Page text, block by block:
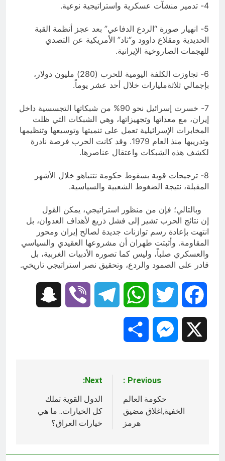
4- تدمير منشآت عسكرية واستراتيجية نوعية.
5- انهيار صورة “الردع الدفاعي” بعد عجز أنظمة القبة
الحديدية ومقلاع داوود و“ثاد” الأمريكية عن التصدي
للهجمات الصاروخية الإيرانية.
6- تجاوزت الكلفة اليومية للحرب (280) مليون دولار،
بإجمالي ثلاثةمليارات خلال أحد عشر يوماً.
7- خسرت إسرائيل نحو 90% من شبكاتها التجسسية داخل
إيران، مع معداتها وتجهيزاتها، وهي الشبكات التي ظلت
المخابرات الإسرائيلية تعمل على تنميتها وتوسيعها وتنظيمها
وتدريبها منذ العام 1979. وقد كانت الحرب فرصة نادرة
لكشف هذه الشبكات واعتقال عناصرها.
8- ترجيحات قوية بسقوط حكومة نتنياهو خلال الأشهر
المقبلة، نتيجة الضغوط الشعبية والسياسية.
وبالتالي؛ فإن من منظور استراتيجي، يمكن القول
إن نتائج الحرب تشير إلى فشل ذريع لأهداف العدوان، بل
انتهت بإعادة رسم توازنات جديدة لصالح إيران ومحور
المقاومة. وأثبتت طهران أن مشروعها العقيدي والسياسي
والعسكري صلباً، وليس كما تصوره الأدبيات الغربية، بل
قادر على الصمود والردع، وتحقيق نصر استراتيجي تاريخي.
Facebook
Twitter
WhatsApp
Telegram
Viber
Messenger
المقالات
Previous:
حكومة العالم
الخفية,اغلاق مضيق
هرمز
Next:
الدول القوية تملك
كل الخيارات.. ما هي
خيارات العراق؟